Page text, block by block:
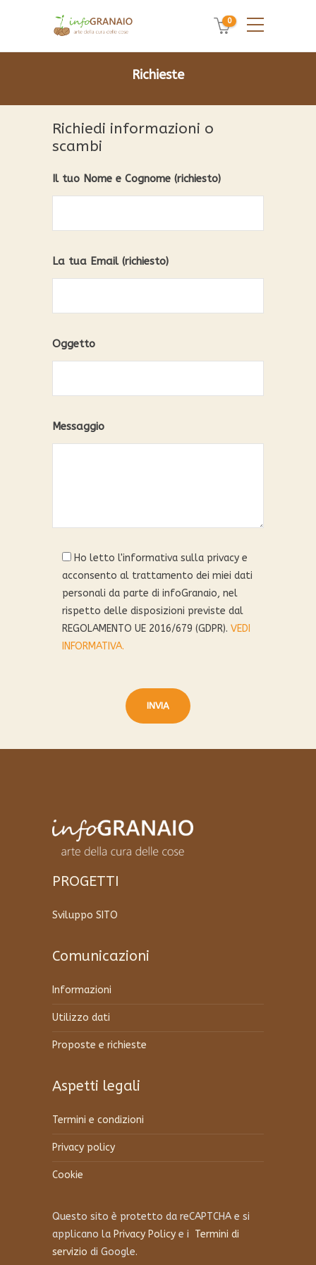
0
Richieste
Richiedi informazioni o
scambi
Il tuo Nome e Cognome (richiesto)
La tua Email (richiesto)
Oggetto
Messaggio
Ho letto l'informativa sulla privacy e
acconsento al trattamento dei miei dati
personali da parte di infoGranaio, nel
rispetto delle disposizioni previste dal
REGOLAMENTO UE 2016/679 (GDPR). VEDI
INFORMATIVA.
PROGETTI
Sviluppo SITO
Comunicazioni
Informazioni
Utilizzo dati
Proposte e richieste
Aspetti legali
Termini e condizioni
Privacy policy
Cookie
Questo sito è protetto da reCAPTCHA e si
applicano la Privacy Policy e i Termini di
servizio di Google.